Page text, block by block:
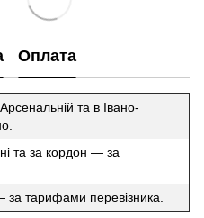
Оплата
та в Івано-
та за кордон — за
тарифами перевізника.